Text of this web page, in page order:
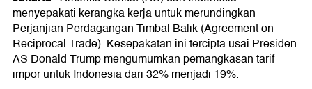
menyepakati kerangka kerja untuk merundingkan
Perjanjian Perdagangan Timbal Balik (Agreement on
Reciprocal Trade). Kesepakatan ini tercipta usai Presiden
AS Donald Trump mengumumkan pemangkasan tarif
impor untuk Indonesia dari 32% menjadi 19%.